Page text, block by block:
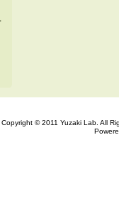
Copyright © 2011 Yuzaki Lab. All